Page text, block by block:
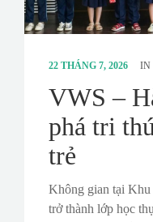
22 THÁNG 7, 2026 IN
VWS –
phá tri
trẻ
Không gian tại
trở thành lớp học